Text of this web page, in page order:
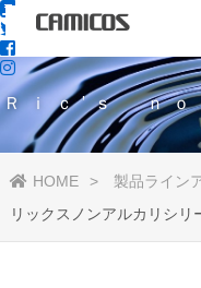
Ｒｉｃ’ｓ ｎ
HOME 製品ライン
リックスノンアルカリシリ